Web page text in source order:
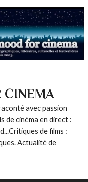
CINEMA
avec passion
de cinéma en direct :
de films :
Actualité de